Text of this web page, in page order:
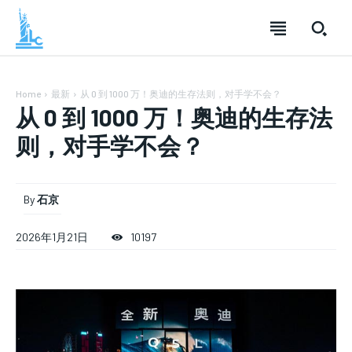
Home 最新 从 0 到 1000 万！奥迪的生存法则，对手学不会？
从 0 到 1000 万！奥迪的生存法
则，对手学不会？
By石京
2026年1月21日 10197